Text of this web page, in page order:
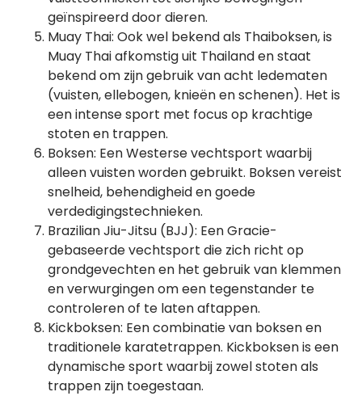
geïnspireerd door dieren.
Muay Thai: Ook wel bekend als Thaiboksen, is
Muay Thai afkomstig uit Thailand en staat
bekend om zijn gebruik van acht ledematen
(vuisten, ellebogen, knieën en schenen). Het is
een intense sport met focus op krachtige
stoten en trappen.
Boksen: Een Westerse vechtsport waarbij
alleen vuisten worden gebruikt. Boksen vereist
snelheid, behendigheid en goede
verdedigingstechnieken.
Brazilian Jiu-Jitsu (BJJ): Een Gracie-
gebaseerde vechtsport die zich richt op
grondgevechten en het gebruik van klemmen
en verwurgingen om een tegenstander te
controleren of te laten aftappen.
Kickboksen: Een combinatie van boksen en
traditionele karatetrappen. Kickboksen is een
dynamische sport waarbij zowel stoten als
trappen zijn toegestaan.